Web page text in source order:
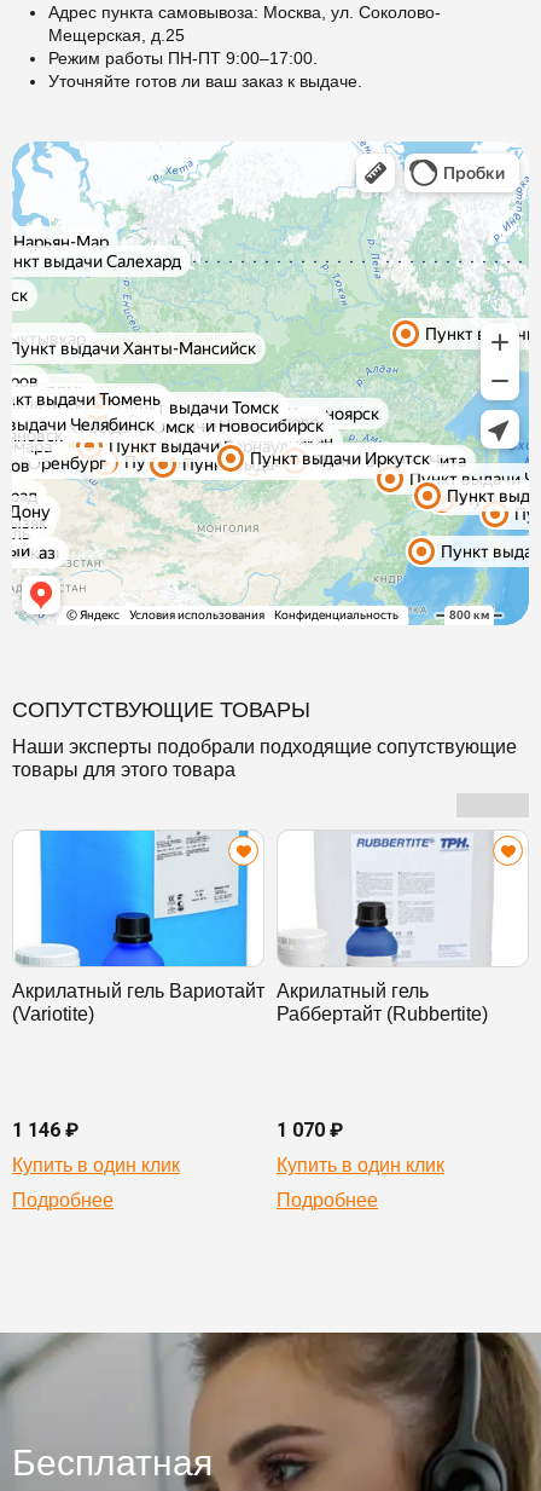
Адрес пункта самовывоза: Москва, ул. Соколово-
Мещерская, д.25
Режим работы ПН-ПТ 9:00–17:00.
Уточняйте готов ли ваш заказ к выдаче.
СОПУТСТВУЮЩИЕ ТОВАРЫ
Наши эксперты подобрали подходящие сопутствующие
товары для этого товара
Акрилатный гель Вариотайт
(Variotite)
1 146 ₽
Купить в один клик
Подробнее
Акрилатный гель
Раббертайт (Rubbertite)
1 070 ₽
Купить в один клик
Подробнее
Бесплатная